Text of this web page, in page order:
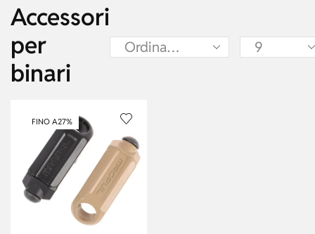
Accessori
per
binari
FINO A27%